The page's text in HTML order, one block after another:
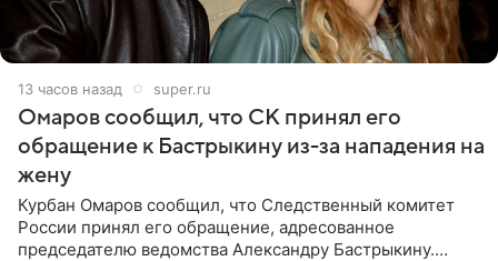
13 часов назад super.ru
Омаров сообщил, что СК принял его
обращение к Бастрыкину из-за нападения на
жену
Курбан Омаров сообщил, что Следственный комитет
России принял его обращение, адресованное
председателю ведомства Александру Бастрыкину.